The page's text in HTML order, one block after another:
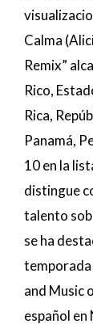
Calma
Remix”
Rico,
Rica,
Panamá,
10 en la
distingue
talento
se ha
temporada
and Music
español en